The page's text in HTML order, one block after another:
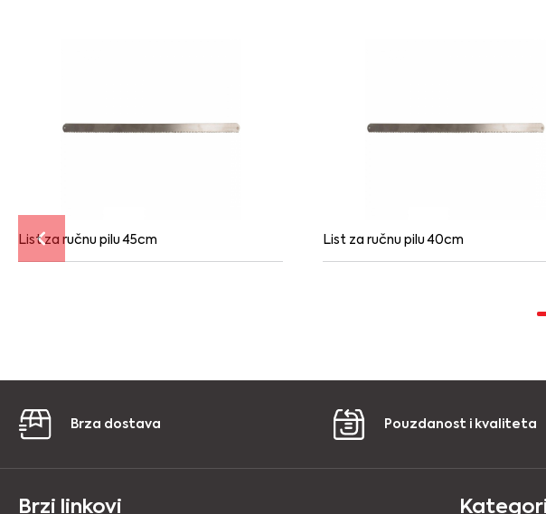
List za ručnu pilu 45cm List za ručnu pilu 40cm
Brza dostava Pouzdanost i kvaliteta
Brzi linkovi